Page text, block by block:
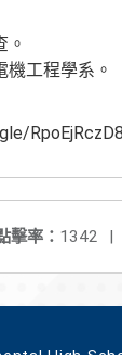
。
機工程學系。
擊率： 1342 |